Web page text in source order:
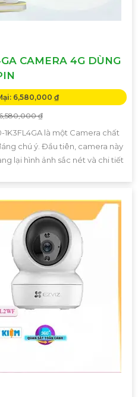
CAMERA 4G DÙNG
6,580,000 ₫
₫
là một Camera chất
chú ý. Đầu tiên, camera này
lại hình ảnh sắc nét và chi tiết